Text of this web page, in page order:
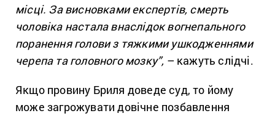
місці. За висновками експертів, смерть
чоловіка настала внаслідок вогнепального
поранення голови з тяжкими ушкодженнями
черепа та головного мозку”, – кажуть слідчі.
Якщо провину Бриля доведе суд, то йому
може загрожувати довічне позбавлення